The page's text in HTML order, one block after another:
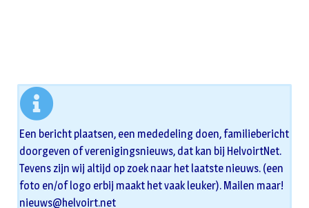
Een bericht plaatsen, een mededeling doen, familiebericht
doorgeven of verenigingsnieuws, dat kan bij HelvoirtNet.
Tevens zijn wij altijd op zoek naar het laatste nieuws. (een
foto en/of logo erbij maakt het vaak leuker). Mailen maar!
nieuws@helvoirt.net